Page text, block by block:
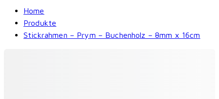
Home
Produkte
Stickrahmen – Prym – Buchenholz – 8mm x 16cm